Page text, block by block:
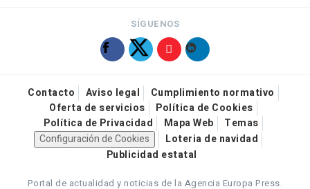
SÍGUENOS
Contacto Aviso legal
Cumplimiento normativo
Oferta de servicios
Política de Cookies
Política de Privacidad
Mapa Web
Temas
Configuración de Cookies
Loteria de navidad
Publicidad estatal
Portal de actualidad y noticias de la Agencia Europa Press.